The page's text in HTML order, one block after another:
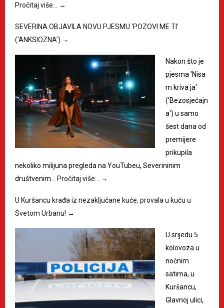
Pročitaj više…
→
SEVERINA OBJAVILA NOVU PJESMU ‘POZOVI ME TI’
(‘ANKSIOZNA’) →
Nakon što je
pjesma 'Nisa
m kriva ja'
('Bezosjećajn
a') u samo
šest dana od
premijere
prikupila
nekoliko milijuna pregleda na YouTubeu, Severininim
društvenim…
Pročitaj više… →
U Kuršancu krađa iz nezaključane kuće, provala u kuću u
Svetom Urbanu! →
U srijedu 5.
kolovoza u
noćnim
satima, u
Kuršancu,
Glavnoj ulici,